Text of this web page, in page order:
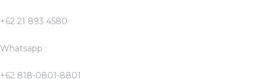
+62 21 893 4580
Whatsapp :
+62 818-0801-8801